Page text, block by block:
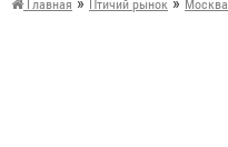
Главная Птичий рынок Москва